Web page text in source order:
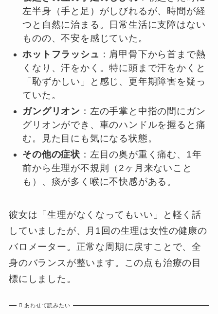
左半身（手と足）がしびれるが、時間が経
つと自然に治まる。日常生活に支障はない
ものの、不安を感じていた。
ホットフラッシュ ：肩甲骨下から首まで熱
くなり、汗をかく。特に頭まで汗をかくと
「恥ずかしい」と感じ、更年期障害を疑っ
ていた。
ガングリオン ：左の手掌と中指の間にガン
グリオンができ、車のハンドルを握ると痛
む。見た目にも気になる状態。
その他の症状 ：左目の奥が重く痛む、1年
前から生理が不規則（2ヶ月来ないこと
も）、痰が多く喉に不快感がある。
彼女は「生理がなくなってもいい」と軽く話
していましたが、月1回の生理は女性の健康の
バロメーター。正常な周期に戻すことで、全
身のバランスが整います。この点も治療の目
標にしました。
あわせて読みたい